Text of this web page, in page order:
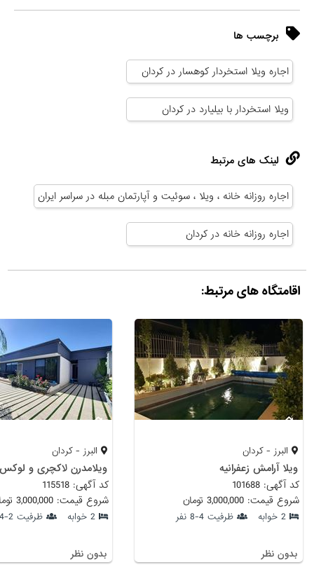
برچسب ها
اجاره ویلا استخردار کوهسار در کردان
ویلا استخردار با بیلیارد در کردان
لینک های مرتبط
اجاره روزانه خانه ، ویلا ، سوئیت و آپارتمان مبله در سراسر ایران
اجاره روزانه خانه در کردان
اقامتگاه های مرتبط:
البرز - کردان
ویلا آرامش زعفرانیه
کد آگهی: 101688
شروع قیمت: 3,000,000 تومان
2 خوابه ظرفیت 4-8 نفر
بدون نظر
البرز - کردان
کد آگهی: 115518
شروع قیمت: 3,000,000 تومان
2 خوابه ظرفیت 2-4 نفر
بدون نظر